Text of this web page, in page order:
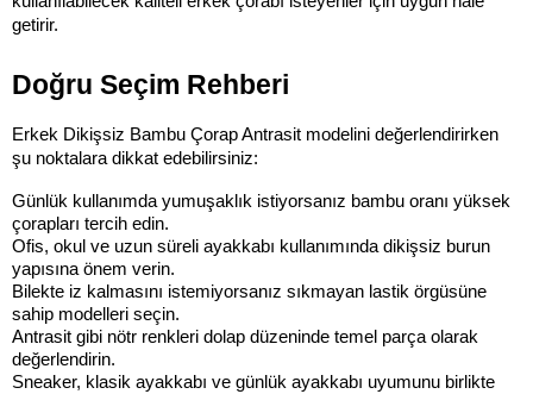
getirir.
Doğru Seçim Rehberi
Erkek Dikişsiz Bambu Çorap Antrasit modelini değerlendirirken
şu noktalara dikkat edebilirsiniz:
Günlük kullanımda yumuşaklık istiyorsanız bambu oranı yüksek
çorapları tercih edin.
Ofis, okul ve uzun süreli ayakkabı kullanımında dikişsiz burun
yapısına önem verin.
Bilekte iz kalmasını istemiyorsanız sıkmayan lastik örgüsüne
sahip modelleri seçin.
Antrasit gibi nötr renkleri dolap düzeninde temel parça olarak
değerlendirin.
Sneaker, klasik ayakkabı ve günlük ayakkabı uyumunu birlikte